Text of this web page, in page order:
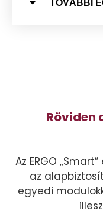
TOVÁBBI
Röviden
Az ERGO
az
egyedi